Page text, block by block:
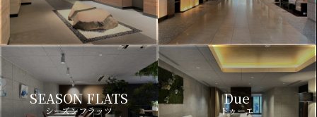
SEASON FLATS
シーズンフラッツ
Due
ドゥーエ